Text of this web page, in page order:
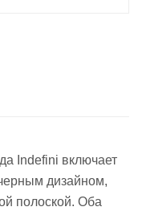
Indefini включает
дизайном,
полоской. Оба